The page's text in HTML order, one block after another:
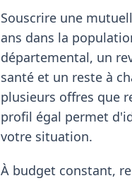
Souscrire une
ans dans la
départemental, un
santé et un reste à
plusieurs offres que
profil égal permet
votre situation.
À budget constant,